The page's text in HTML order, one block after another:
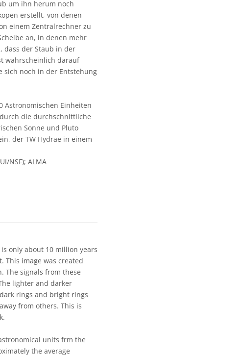
um ihn herum noch
erstellt, von denen
einem Zentralrechner zu
an, in denen mehr
dass der Staub in der
wahrscheinlich darauf
sich noch in der Entstehung
Astronomischen Einheiten
die durchschnittliche
Sonne und Pluto
der TW Hydrae in einem
NSF); ALMA
only about 10 million years
This image was created
The signals from these
lighter and darker
rings and bright rings
from others. This is
units frm the
the average